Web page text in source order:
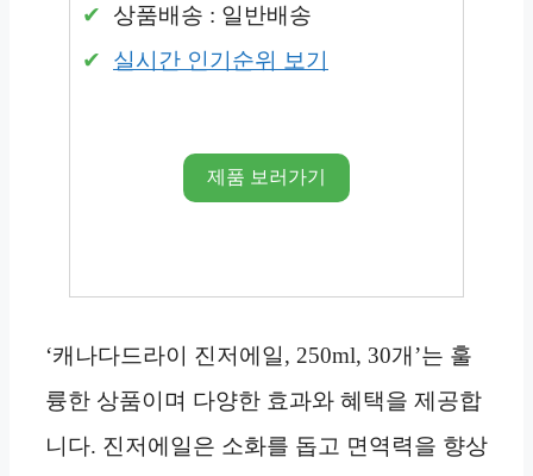
상품배송 : 일반배송
실시간 인기순위 보기
제품 보러가기
‘캐나다드라이 진저에일, 250ml, 30개’는 훌
륭한 상품이며 다양한 효과와 혜택을 제공합
니다. 진저에일은 소화를 돕고 면역력을 향상